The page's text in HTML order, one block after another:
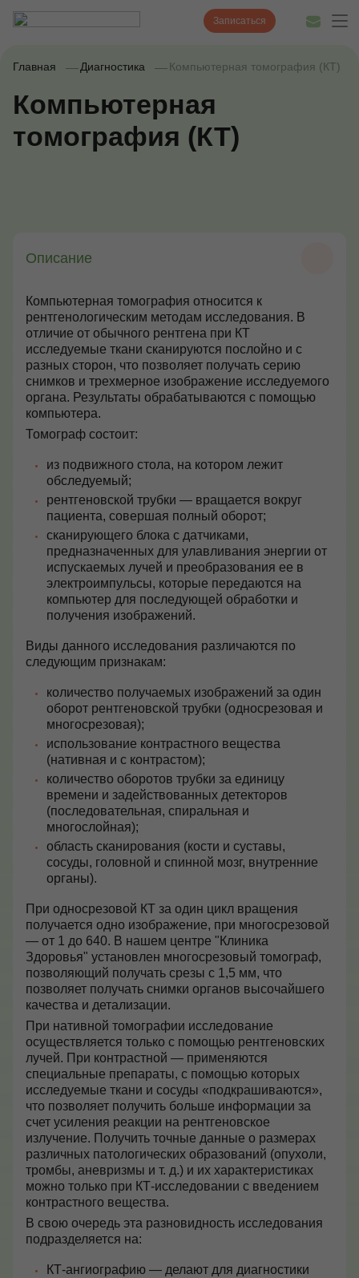
Наши клиники
Полезные статьи
Контакты
Оплата онлайн
info@zdorovie-klinika.ru
+7 (495) 628-22-05
Max
Записаться сейчас
Диагностика
Лечение
Акции и скидки
Записаться
Главная Диагностика Компьютерная томография (КТ)
Компьютерная
томография (КТ)
Описание
Компьютерная томография относится к
рентгенологическим методам исследования. В
отличие от обычного рентгена при КТ
исследуемые ткани сканируются послойно и с
разных сторон, что позволяет получать серию
снимков и трехмерное изображение исследуемого
органа. Результаты обрабатываются с помощью
компьютера.
Томограф состоит:
из подвижного стола, на котором лежит
обследуемый;
рентгеновской трубки — вращается вокруг
пациента, совершая полный оборот;
сканирующего блока с датчиками,
предназначенных для улавливания энергии от
испускаемых лучей и преобразования ее в
электроимпульсы, которые передаются на
компьютер для последующей обработки и
получения изображений.
Виды данного исследования различаются по
следующим признакам:
количество получаемых изображений за один
оборот рентгеновской трубки (односрезовая и
многосрезовая);
использование контрастного вещества
(нативная и с контрастом);
количество оборотов трубки за единицу
времени и задействованных детекторов
(последовательная, спиральная и
многослойная);
область сканирования (кости и суставы,
сосуды, головной и спинной мозг, внутренние
органы).
При односрезовой КТ за один цикл вращения
получается одно изображение, при многосрезовой
— от 1 до 640. В нашем центре "Клиника
Здоровья" установлен многосрезовый томограф,
позволяющий получать срезы с 1,5 мм, что
позволяет получать снимки органов высочайшего
качества и детализации.
При нативной томографии исследование
осуществляется только с помощью рентгеновских
лучей. При контрастной — применяются
специальные препараты, с помощью которых
исследуемые ткани и сосуды «подкрашиваются»,
что позволяет получить больше информации за
счет усиления реакции на рентгеновское
излучение. Получить точные данные о размерах
различных патологических образований (опухоли,
тромбы, аневризмы и т. д.) и их характеристиках
можно только при КТ-исследовании с введением
контрастного вещества.
В свою очередь эта разновидность исследования
подразделяется на:
КТ-ангиографию — делают для диагностики